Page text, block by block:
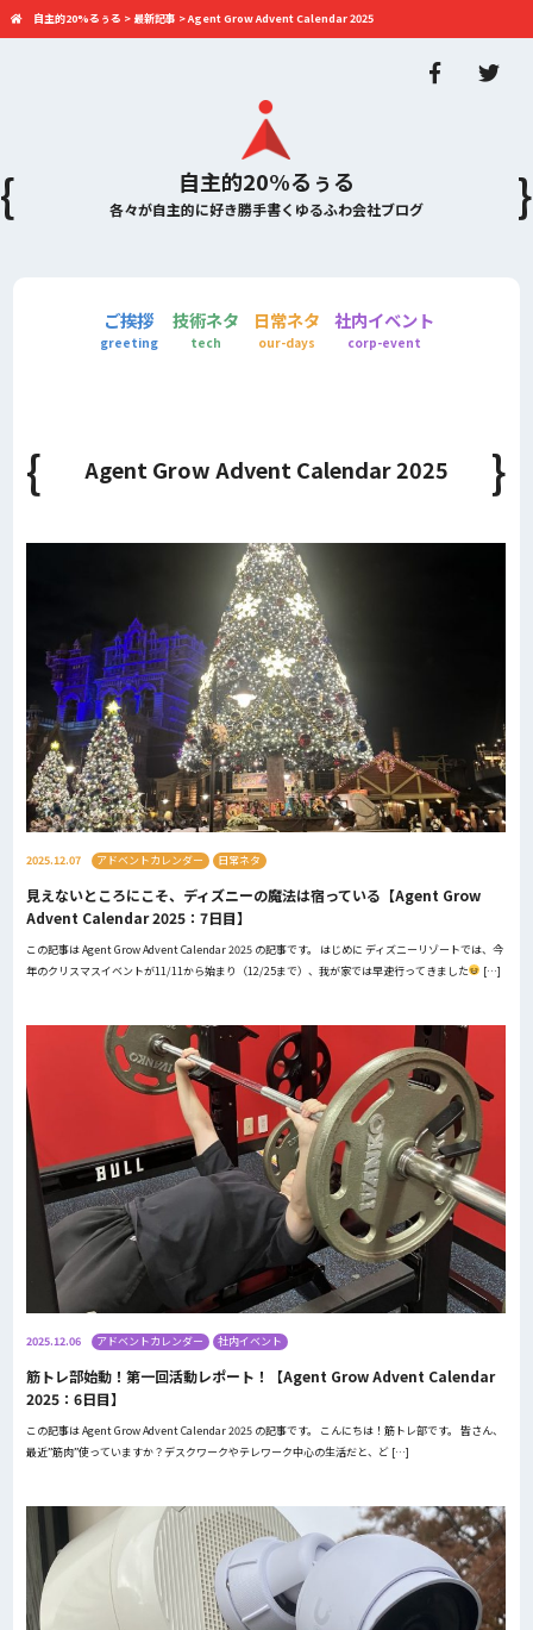
自主的20%るぅる
各々が自主的に好き勝手書くゆるふわ会社ブログ
自主的20%るぅる > 最新記事 >Agent Grow Advent Calendar 2025
ご挨拶
greeting
技術ネタ
tech
日常ネタ
our-days
社内イベント
corp-event
Agent Grow Advent Calendar 2025
2025.12.07 アドベントカレンダー 日常ネタ
見えないところにこそ、ディズニーの魔法は宿っている【Agent Grow
Advent Calendar 2025：7日目】
この記事は Agent Grow Advent Calendar 2025 の記事です。 はじめに ディズニーリゾートでは、今
年のクリスマスイベントが11/11から始まり（12/25まで）、我が家では早速行ってきました
[…]
2025.12.06 アドベントカレンダー 社内イベント
筋トレ部始動！第一回活動レポート！【Agent Grow Advent Calendar
2025：6日目】
この記事は Agent Grow Advent Calendar 2025 の記事です。 こんにちは！筋トレ部です。 皆さん、
最近”筋肉”使っていますか？デスクワークやテレワーク中心の生活だと、ど […]